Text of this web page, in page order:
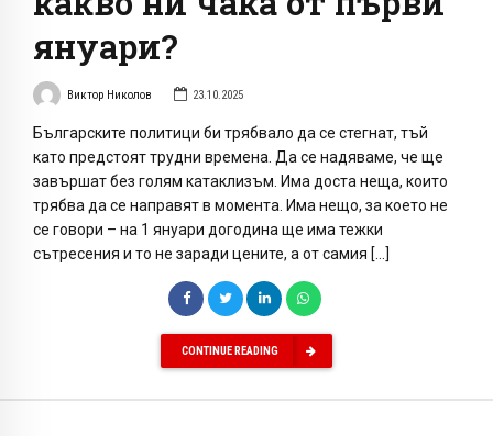
януари?
Виктор Николов 23.10.2025
Българските политици би трябвало да се стегнат, тъй
като предстоят трудни времена. Да се надяваме, че ще
завършат без голям катаклизъм. Има доста неща, които
трябва да се направят в момента. Има нещо, за което не
се говори – на 1 януари догодина ще има тежки
сътресения и то не заради цените, а от самия […]
CONTINUE READING